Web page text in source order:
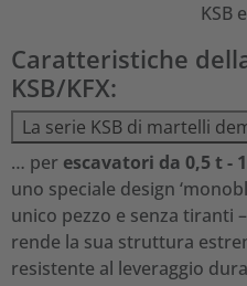
KSB
Caratteristiche
KSB/KFX:
… per escavatori da 0,5 t -
uno speciale design
unico pezzo e senza tiranti
rende la sua struttura
resistente al leveraggio